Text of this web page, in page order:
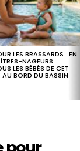
LES BRASSARDS : EN
NAGEURS
LES BÉBÉS DE CET
AU BORD DU BASSIN